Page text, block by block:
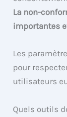
La non-
importantes
Les
pour
utilisateurs
Quels outils